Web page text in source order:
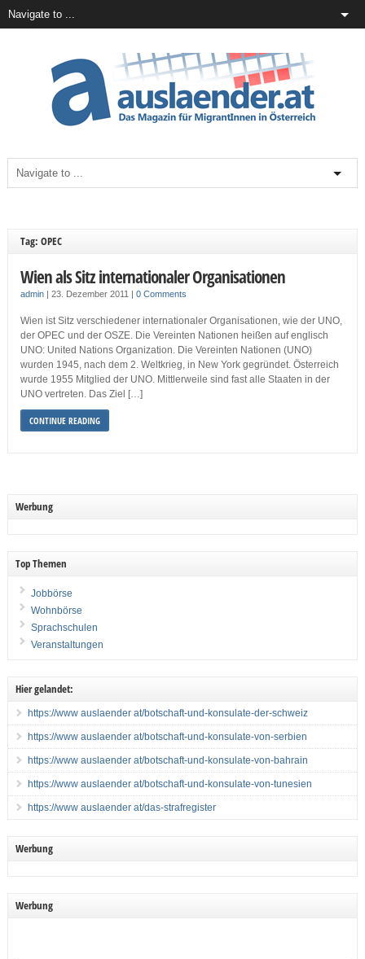
Tag: OPEC
Wien als Sitz internationaler Organisationen
admin| 23. Dezember 2011 | 0 Comments
Wien ist Sitz verschiedener internationaler Organisationen, wie der UNO,
der OPEC und der OSZE. Die Vereinten Nationen heißen auf englisch
UNO: United Nations Organization. Die Vereinten Nationen (UNO)
wurden 1945, nach dem 2. Weltkrieg, in New York gegründet. Österreich
wurde 1955 Mitglied der UNO. Mittlerweile sind fast alle Staaten in der
UNO vertreten. Das Ziel […]
CONTINUE READING
Werbung
Top Themen
Jobbörse
Wohnbörse
Sprachschulen
Veranstaltungen
Hier gelandet:
https://www auslaender at/botschaft-und-konsulate-der-schweiz
https://www auslaender at/botschaft-und-konsulate-von-serbien
https://www auslaender at/botschaft-und-konsulate-von-bahrain
https://www auslaender at/botschaft-und-konsulate-von-tunesien
https://www auslaender at/das-strafregister
Werbung
Werbung